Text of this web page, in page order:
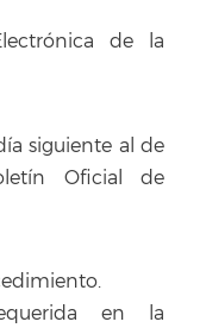
de la
siguiente al de
Oficial de
en la